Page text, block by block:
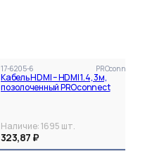
17-6205-6 PROconnect
Кабель HDMI – HDMI 1.4, 3м,
позолоченный PROconnect
Наличие:1695 шт.
323,87 ₽